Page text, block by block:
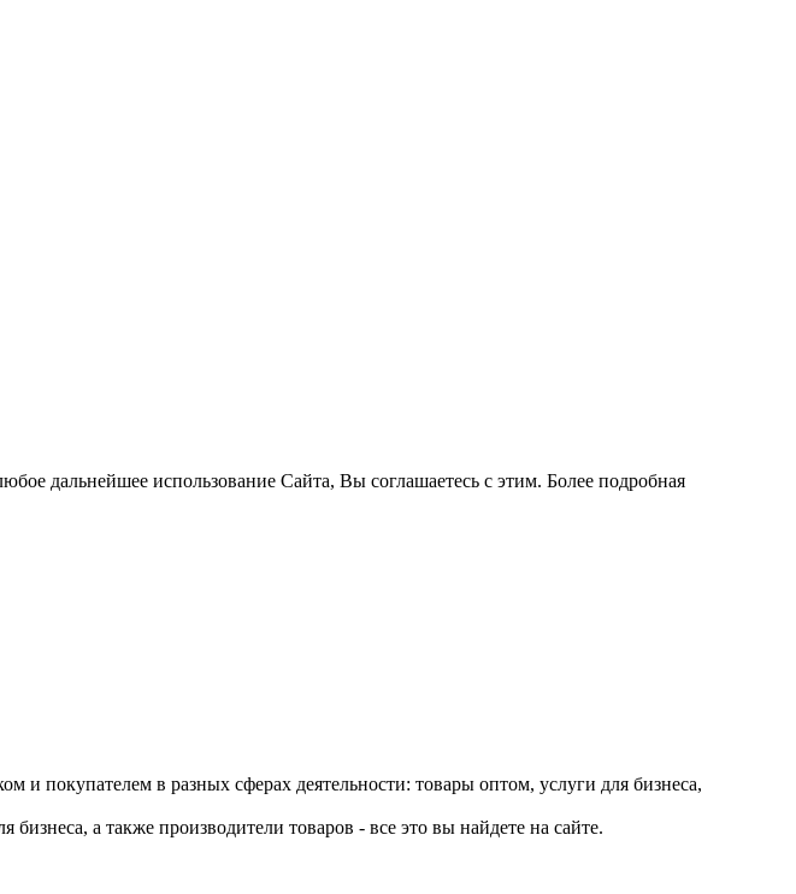
дальнейшее использование Сайта, Вы соглашаетесь с этим. Более подробная
и покупателем в разных сферах деятельности: товары оптом, услуги для бизнеса,
а также производители товаров - все это вы найдете на сайте.